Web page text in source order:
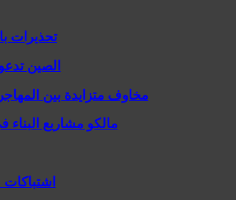
تحذيرات
الصين
مخاوف متزايدة بين
مالكو مشاريع